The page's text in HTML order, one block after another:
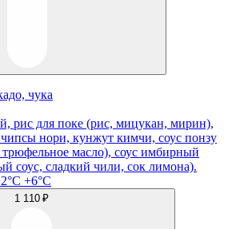
чука
рис для поке (рис, мицукан, мирин),
чипсы нори, кунжут кимчи, соус понзу
масло), соус имбирный
соус, сладкий чили, сок лимона).
+6°C
1 110 ₽